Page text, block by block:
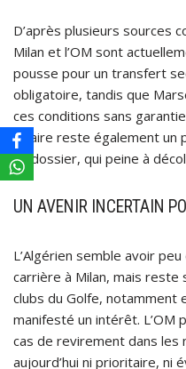
D’après plusieurs sources
Milan et l’OM sont
pousse pour un transfert
obligatoire, tandis que
ces conditions sans
salaire reste également un
ce dossier, qui peine à
UN AVENIR INCERTAIN
L’Algérien semble avoir
carrière à Milan, mais reste
clubs du Golfe, notamment
manifesté un intérêt. L’OM
cas de revirement dans les
aujourd’hui ni prioritaire, ni